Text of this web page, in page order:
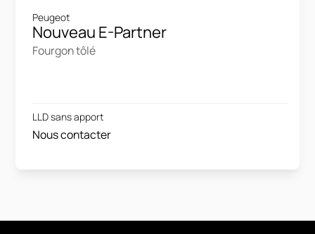
Peugeot
Nouveau E-Partner
Fourgon tôlé
LLD sans apport
Nous contacter